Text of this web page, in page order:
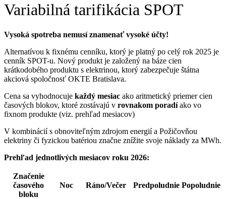
Variabilná tarifikácia SPOT
Vysoká spotreba nemusí znamenať vysoké účty!
Alternatívou k fixnému cenníku, ktorý je platný po celý rok 2025 je
cenník SPOT-u. Nový produkt je založený na báze cien
krátkodobého produktu s elektrinou, ktorý zabezpečuje štátna
akciová spoločnosť OKTE Bratislava.
Cena sa vyhodnocuje každý mesiac ako aritmetický priemer cien
časových blokov, ktoré zostávajú v rovnakom poradíako vo
fixnom produkte (viz. prehľad mesiacov)
V kombinácií s obnoviteľným zdrojom energií a Požičovňou
elektriny či fyzickou batériou značne znížite svoje náklady za MWh.
Prehľad jednotlivých mesiacov roku 2026:
Značenie
časového
bloku
Noc Ráno/Večer Predpoludnie Popoludnie